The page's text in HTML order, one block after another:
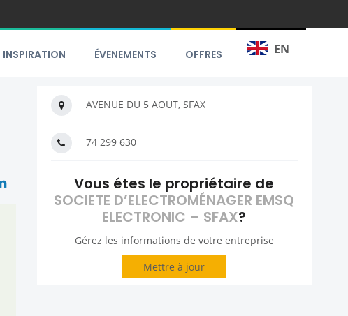
INSPIRATION ÉVENEMENTS OFFRES EN
AVENUE DU 5 AOUT, SFAX
74 299 630
Vous étes le propriétaire de
SOCIETE D’ELECTROMÉNAGER EMSQ
ELECTRONIC – SFAX?
Gérez les informations de votre entreprise
Mettre à jour